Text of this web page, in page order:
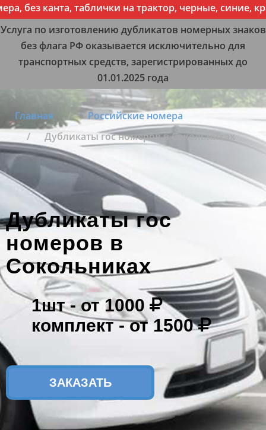
канта, таблички на трактор, черные, синие,
Услуга по изготовлению дубликатов номерных знаков
без флага РФ оказывается исключительно для
транспортных средств, зарегистрированных до
01.01.2025 года
Главная
Российские номера
Дубликаты гос номеров в Сокольниках
Дубликаты гос
номеров в
Сокольниках
1шт -от 1000
комплект -от 1500
ЗАКАЗАТЬ